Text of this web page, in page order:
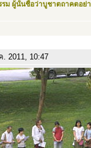
รม ผู้นั้นชื่อว่าบูชาตถาคตอย่า
. 2011, 10:47